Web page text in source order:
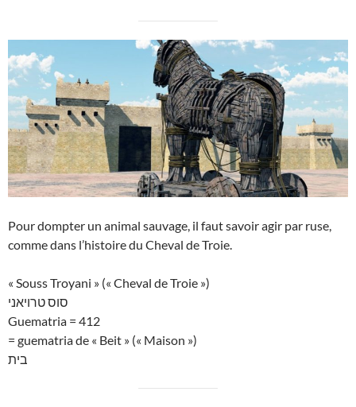
Pour dompter un animal sauvage, il faut savoir agir par ruse,
comme dans l’histoire du Cheval de Troie.
« Souss Troyani » (« Cheval de Troie »)
סוס טרויאני
Guematria = 412
= guematria de « Beit » (« Maison »)
בית